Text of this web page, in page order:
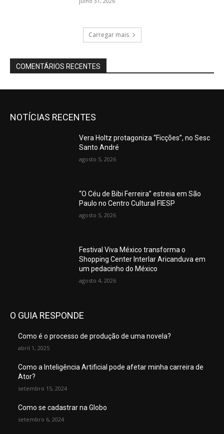
Carregar mais
COMENTÁRIOS RECENTES
NOTÍCIAS RECENTES
Vera Holtz protagoniza “Ficções”, no Sesc
Santo André
agosto 5, 2026
“O Céu de Bibi Ferreira” estreia em São
Paulo no Centro Cultural FIESP
agosto 5, 2026
Festival Viva México transforma o
Shopping Center Interlar Aricanduva em
um pedacinho do México
agosto 4, 2026
O GUIA RESPONDE
Como é o processo de produção de uma novela?
abril 1, 2025
Como a Inteligência Artificial pode afetar minha carreira de
Ator?
setembro 15, 2024
Como se cadastrar na Globo
setembro 6, 2024